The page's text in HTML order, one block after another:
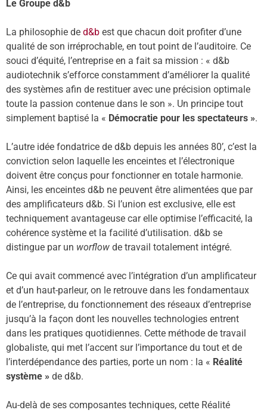
Le Groupe d&b
La philosophie de d&b est que chacun doit profiter d’une
qualité de son irréprochable, en tout point de l’auditoire. Ce
souci d’équité, l’entreprise en a fait sa mission : « d&b
audiotechnik s’efforce constamment d’améliorer la qualité
des systèmes afin de restituer avec une précision optimale
toute la passion contenue dans le son ». Un principe tout
simplement baptisé la « Démocratie pour les spectateurs ».
L’autre idée fondatrice de d&b depuis les années 80’, c’est la
conviction selon laquelle les enceintes et l’électronique
doivent être conçus pour fonctionner en totale harmonie.
Ainsi, les enceintes d&b ne peuvent être alimentées que par
des amplificateurs d&b. Si l’union est exclusive, elle est
techniquement avantageuse car elle optimise l’efficacité, la
cohérence système et la facilité d’utilisation. d&b se
distingue par un worflow de travail totalement intégré.
Ce qui avait commencé avec l’intégration d’un amplificateur
et d’un haut-parleur, on le retrouve dans les fondamentaux
de l’entreprise, du fonctionnement des réseaux d’entreprise
jusqu’à la façon dont les nouvelles technologies entrent
dans les pratiques quotidiennes. Cette méthode de travail
globaliste, qui met l’accent sur l’importance du tout et de
l’interdépendance des parties, porte un nom : la « Réalité
système » de d&b.
Au-delà de ses composantes techniques, cette Réalité